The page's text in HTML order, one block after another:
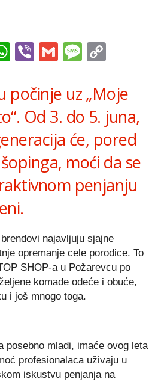
WhatsApp
ViberGmail
počinje uz „Moje
Od 3. do 5. juna,
će, pored
moći da se
penjanju
najavljuju sjajne
opremanje cele porodice. To
SHOP-a u Požarevcu po
komade odeće i obuće,
i još mnogo toga.
posebno mladi, imaće ovog leta
profesionalaca uživaju u
iskustvu penjanja na